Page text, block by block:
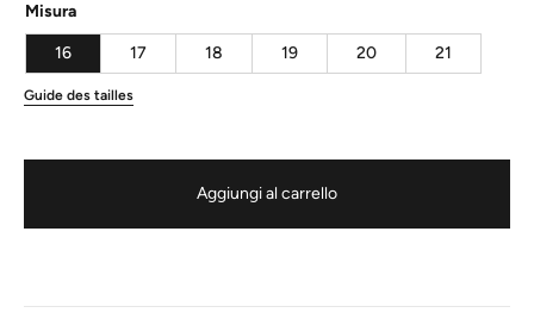
Misura
16 17 18 19 20 21
Guide des tailles
Aggiungi al carrello